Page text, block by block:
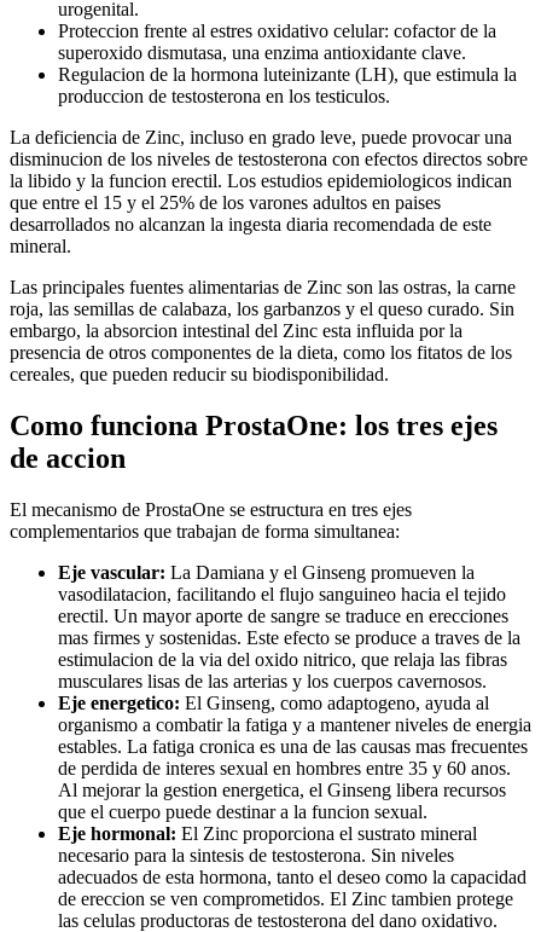
urogenital.
Proteccion frente al estres oxidativo celular: cofactor de la
superoxido dismutasa, una enzima antioxidante clave.
Regulacion de la hormona luteinizante (LH), que estimula la
produccion de testosterona en los testiculos.
La deficiencia de Zinc, incluso en grado leve, puede provocar una
disminucion de los niveles de testosterona con efectos directos sobre
la libido y la funcion erectil. Los estudios epidemiologicos indican
que entre el 15 y el 25% de los varones adultos en paises
desarrollados no alcanzan la ingesta diaria recomendada de este
mineral.
Las principales fuentes alimentarias de Zinc son las ostras, la carne
roja, las semillas de calabaza, los garbanzos y el queso curado. Sin
embargo, la absorcion intestinal del Zinc esta influida por la
presencia de otros componentes de la dieta, como los fitatos de los
cereales, que pueden reducir su biodisponibilidad.
Como funciona ProstaOne: los tres ejes
de accion
El mecanismo de ProstaOne se estructura en tres ejes
complementarios que trabajan de forma simultanea:
Eje vascular: La Damiana y el Ginseng promueven la
vasodilatacion, facilitando el flujo sanguineo hacia el tejido
erectil. Un mayor aporte de sangre se traduce en erecciones
mas firmes y sostenidas. Este efecto se produce a traves de la
estimulacion de la via del oxido nitrico, que relaja las fibras
musculares lisas de las arterias y los cuerpos cavernosos.
Eje energetico: El Ginseng, como adaptogeno, ayuda al
organismo a combatir la fatiga y a mantener niveles de energia
estables. La fatiga cronica es una de las causas mas frecuentes
de perdida de interes sexual en hombres entre 35 y 60 anos.
Al mejorar la gestion energetica, el Ginseng libera recursos
que el cuerpo puede destinar a la funcion sexual.
Eje hormonal: El Zinc proporciona el sustrato mineral
necesario para la sintesis de testosterona. Sin niveles
adecuados de esta hormona, tanto el deseo como la capacidad
de ereccion se ven comprometidos. El Zinc tambien protege
las celulas productoras de testosterona del dano oxidativo.